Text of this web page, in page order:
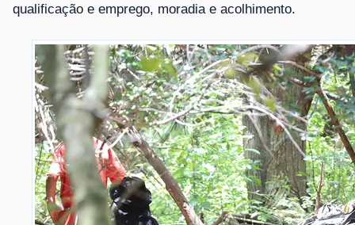
qualificação e emprego, moradia e acolhimento.